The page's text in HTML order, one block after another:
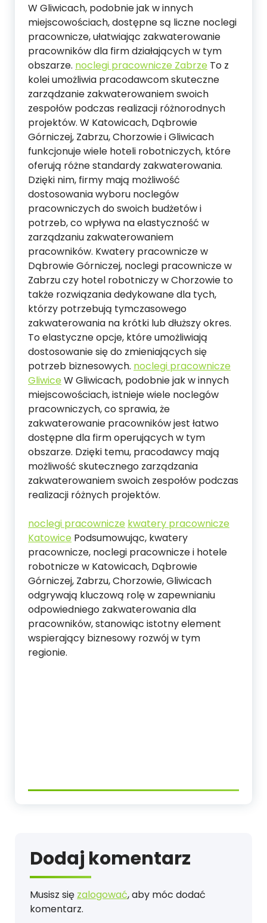
W Gliwicach, podobnie jak w innych
miejscowościach, dostępne są liczne noclegi
pracownicze, ułatwiając zakwaterowanie
pracowników dla firm działających w tym
obszarze. noclegi pracownicze Zabrze To z
kolei umożliwia pracodawcom skuteczne
zarządzanie zakwaterowaniem swoich
zespołów podczas realizacji różnorodnych
projektów. W Katowicach, Dąbrowie
Górniczej, Zabrzu, Chorzowie i Gliwicach
funkcjonuje wiele hoteli robotniczych, które
oferują różne standardy zakwaterowania.
Dzięki nim, firmy mają możliwość
dostosowania wyboru noclegów
pracowniczych do swoich budżetów i
potrzeb, co wpływa na elastyczność w
zarządzaniu zakwaterowaniem
pracowników. Kwatery pracownicze w
Dąbrowie Górniczej, noclegi pracownicze w
Zabrzu czy hotel robotniczy w Chorzowie to
także rozwiązania dedykowane dla tych,
którzy potrzebują tymczasowego
zakwaterowania na krótki lub dłuższy okres.
To elastyczne opcje, które umożliwiają
dostosowanie się do zmieniających się
potrzeb biznesowych. noclegi pracownicze
GliwiceW Gliwicach, podobnie jak w innych
miejscowościach, istnieje wiele noclegów
pracowniczych, co sprawia, że
zakwaterowanie pracowników jest łatwo
dostępne dla firm operujących w tym
obszarze. Dzięki temu, pracodawcy mają
możliwość skutecznego zarządzania
zakwaterowaniem swoich zespołów podczas
realizacji różnych projektów.
noclegi pracownicze kwatery pracownicze
Katowice Podsumowując, kwatery
pracownicze, noclegi pracownicze i hotele
robotnicze w Katowicach, Dąbrowie
Górniczej, Zabrzu, Chorzowie, Gliwicach
odgrywają kluczową rolę w zapewnianiu
odpowiedniego zakwaterowania dla
pracowników, stanowiąc istotny element
wspierający biznesowy rozwój w tym
regionie.
Dodaj komentarz
Musisz się zalogować, aby móc dodać
komentarz.